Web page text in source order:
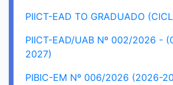
PIICT-EAD TO GRADUADO
PIICT-EAD/UAB Nº 002/2026 -
2027)
PIBIC-EM Nº 006/2026 (2026-